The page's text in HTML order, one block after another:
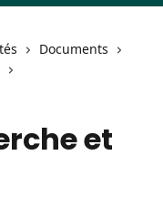
Documents
et